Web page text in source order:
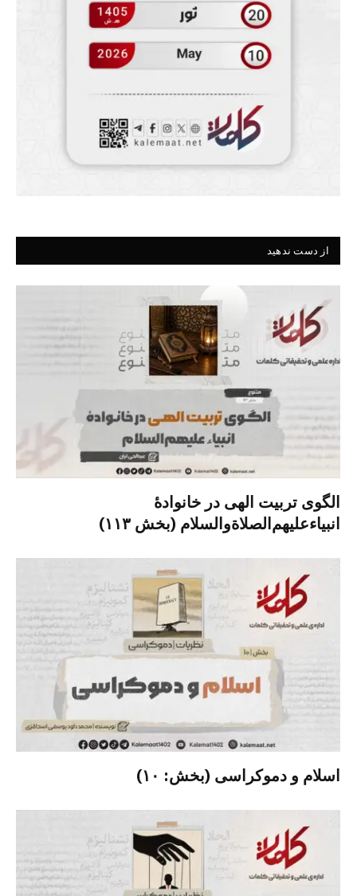
از دست ندهید
الگوی تربیت الهی در خانوادۀ
انبیاءعلیهم‌الصلاةو‌السلام (بخش ۱۱۳)
اسلام و دموکراسی (بخش: ۱۰)